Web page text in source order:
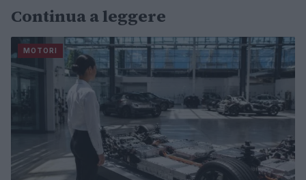
Continua a leggere
MOTORI